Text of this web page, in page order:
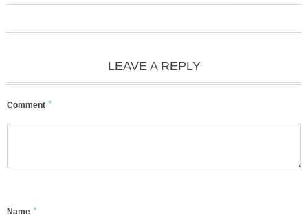
LEAVE A REPLY
Comment *
Name *